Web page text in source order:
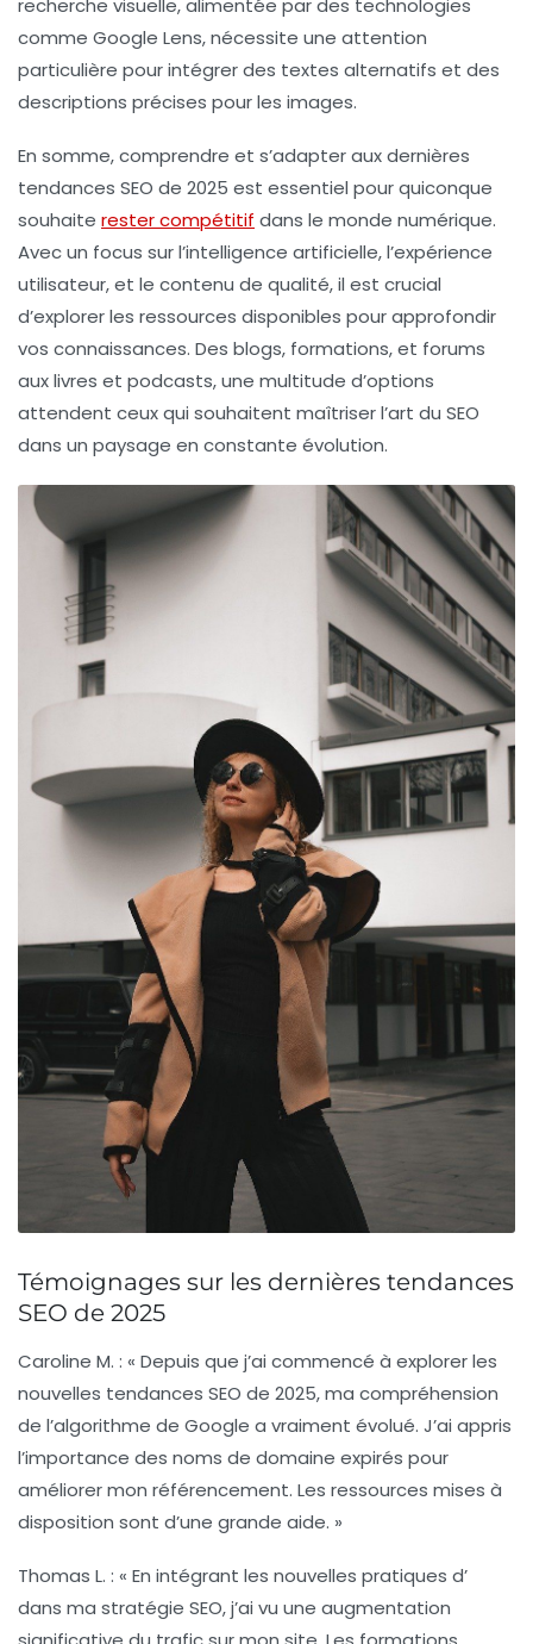
recherche visuelle, alimentée par des technologies
comme Google Lens, nécessite une attention
particulière pour intégrer des textes alternatifs et des
descriptions précises pour les images.
En somme, comprendre et s’adapter aux dernières
tendances SEO de 2025 est essentiel pour quiconque
souhaite rester compétitif dans le monde numérique.
Avec un focus sur l’intelligence artificielle, l’expérience
utilisateur, et le contenu de qualité, il est crucial
d’explorer les ressources disponibles pour approfondir
vos connaissances. Des blogs, formations, et forums
aux livres et podcasts, une multitude d’options
attendent ceux qui souhaitent maîtriser l’art du SEO
dans un paysage en constante évolution.
Témoignages sur les dernières tendances
SEO de 2025
Caroline M. : « Depuis que j’ai commencé à explorer les
nouvelles tendances SEO de 2025, ma compréhension
de l’algorithme de Google a vraiment évolué. J’ai appris
l’importance des noms de domaine expirés pour
améliorer mon référencement. Les ressources mises à
disposition sont d’une grande aide. »
Thomas L. : « En intégrant les nouvelles pratiques d’
dans ma stratégie SEO, j’ai vu une augmentation